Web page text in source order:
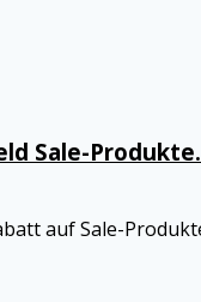
Sale-Produkte.
auf Sale-